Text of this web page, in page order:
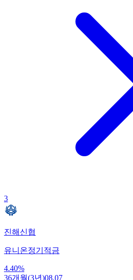
3
진해신협
유니온정기적금
4.40%
36개월(3년)08.07